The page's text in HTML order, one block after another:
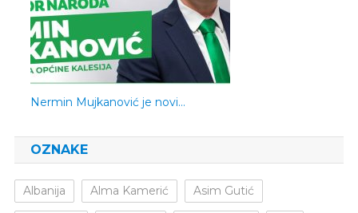
Nermin Mujkanović je novi…
OZNAKE
Albanija Alma Kamerić Asim Gutić